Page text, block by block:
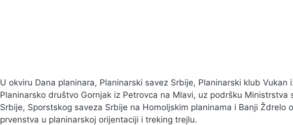
U okviru Dana planinara, Planinarski savez Srbije, Planinarski klub Vukan
Planinarsko društvo Gornjak iz Petrovca na Mlavi, uz podršku Ministrstva
Srbije, Sporstskog saveza Srbije na Homoljskim planinama i Banji Ždrelo
prvenstva u planinarskoj orijentaciji i treking trejlu.